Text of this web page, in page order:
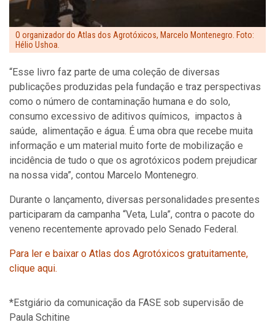
O organizador do Atlas dos Agrotóxicos, Marcelo Montenegro. Foto:
Hélio Ushoa.
“Esse livro faz parte de uma coleção de diversas
publicações produzidas pela fundação e traz perspectivas
como o número de contaminação humana e do solo,
consumo excessivo de aditivos químicos, impactos à
saúde, alimentação e água. É uma obra que recebe muita
informação e um material muito forte de mobilização e
incidência de tudo o que os agrotóxicos podem prejudicar
na nossa vida”, contou Marcelo Montenegro.
Durante o lançamento, diversas personalidades presentes
participaram da campanha “Veta, Lula”, contra o pacote do
veneno recentemente aprovado pelo Senado Federal.
Para ler e baixar o Atlas dos Agrotóxicos gratuitamente,
clique aqui.
*Estgiário da comunicação da FASE sob supervisão de
Paula Schitine